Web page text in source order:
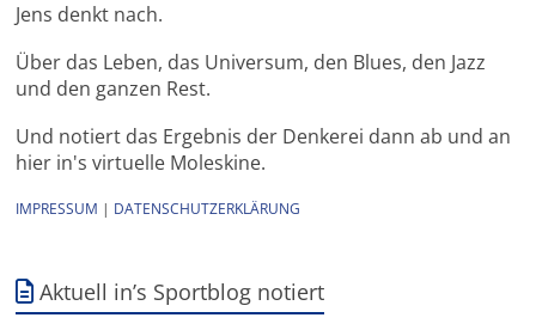
Jens denkt nach.
Über das Leben, das Universum, den Blues, den Jazz
und den ganzen Rest.
Und notiert das Ergebnis der Denkerei dann ab und an
hier in's virtuelle Moleskine.
IMPRESSUM | DATENSCHUTZERKLÄRUNG
Aktuell in’s Sportblog notiert